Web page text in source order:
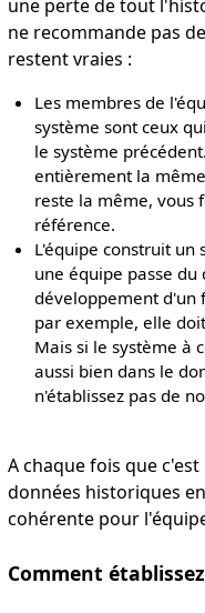
une perte de tout
ne recommande pas
restent vraies :
Les membres de
système sont ceux
le système
entièrement la
reste la même, vous
référence.
L'équipe construit un
une équipe passe
développement d'un
par exemple, elle
Mais si le système à
aussi bien dans le
n'établissez pas de
A chaque fois que
données historiques
cohérente pour
Comment